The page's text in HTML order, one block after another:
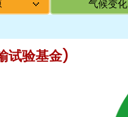
气候变化
运输试验基金)
试验基金)